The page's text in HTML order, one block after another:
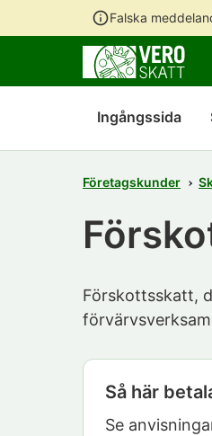
Falska
Ingångssida
Företagskunder
Förskottsskatt,
Så här
Se